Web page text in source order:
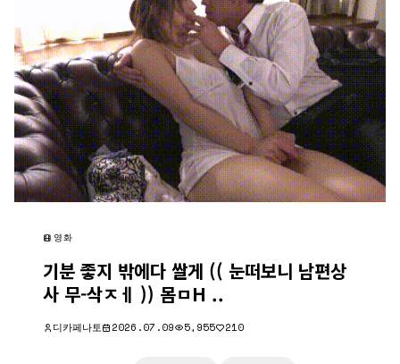
영화
기분 좋지 밖에다 쌀게 (( 눈떠보니 남편상
사 무-삭ㅈㅔ )) 몸ㅁH ..
디카페나토 2026.07.09 5,955 210